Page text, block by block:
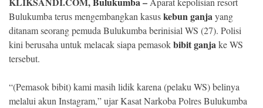
Bulukumba terus mengembangkan kasuskebun ganjayang
ditanam seorang pemuda Bulukumba berinisial WS (27). Polisi
kini berusaha untuk melacak siapa pemasokbibit ganjake WS
tersebut.
“(Pemasok bibit) kami masih lidik karena (pelaku WS) belinya
melalui akun Instagram,” ujar Kasat Narkoba Polres Bulukumba